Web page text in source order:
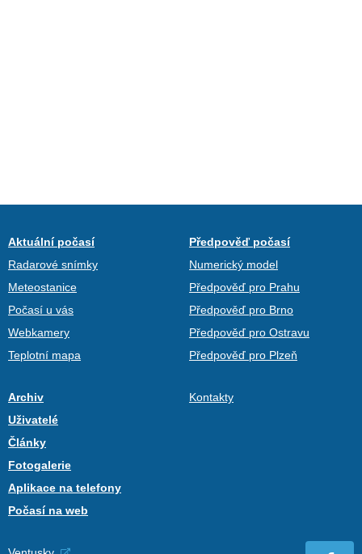
Aktuální počasí
Radarové snímky
Meteostanice
Počasí u vás
Webkamery
Teplotní mapa
Předpověď počasí
Numerický model
Předpověď pro Prahu
Předpověď pro Brno
Předpověď pro Ostravu
Předpověď pro Plzeň
Archiv
Uživatelé
Články
Fotogalerie
Aplikace na telefony
Počasí na web
Kontakty